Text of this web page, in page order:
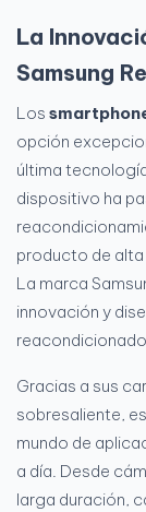
La
Samsung
Los
opción
última
dispositivo ha
producto de
La marca
innovación y
Gracias a sus
sobresaliente,
mundo de
a día. Desde
larga duración,